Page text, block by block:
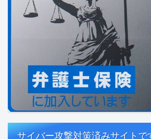
サイバー攻撃対策済みサイトで